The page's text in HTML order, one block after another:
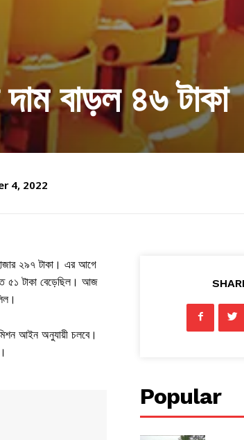
বাড়ল ৪৬ টাকা
4, 2022
২৯৭ টাকা। এর আগে
৫১ টাকা বেড়েছিল। আজ
আইন অনুযায়ী চলবে।
Popular